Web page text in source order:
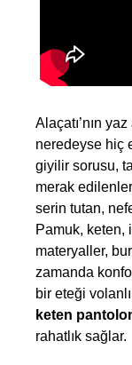
Alaçatı’nın
neredeyse hiç
giyilir sorusu,
merak
serin tutan,
Pamuk, keten,
materyaller,
zamanda
bir eteği
keten
rahatlık sağlar.